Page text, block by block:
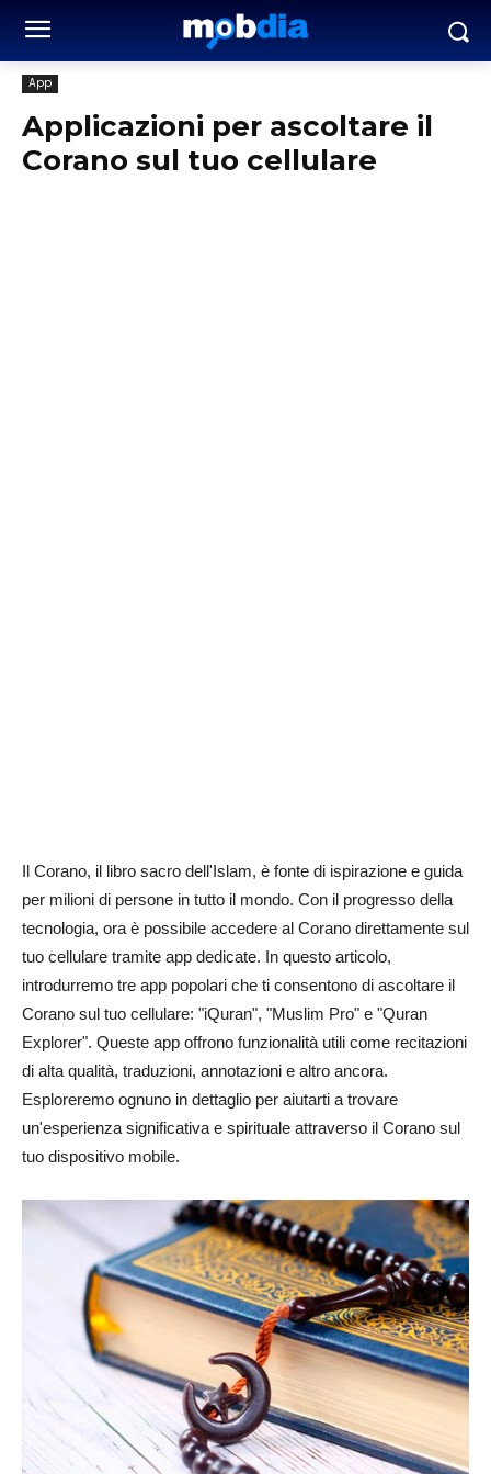
App
Applicazioni per ascoltare il
Corano sul tuo cellulare
Il Corano, il libro sacro dell'Islam, è fonte di ispirazione e guida
per milioni di persone in tutto il mondo. Con il progresso della
tecnologia, ora è possibile accedere al Corano direttamente sul
tuo cellulare tramite app dedicate. In questo articolo,
introdurremo tre app popolari che ti consentono di ascoltare il
Corano sul tuo cellulare: "iQuran", "Muslim Pro" e "Quran
Explorer". Queste app offrono funzionalità utili come recitazioni
di alta qualità, traduzioni, annotazioni e altro ancora.
Esploreremo ognuno in dettaglio per aiutarti a trovare
un'esperienza significativa e spirituale attraverso il Corano sul
tuo dispositivo mobile.